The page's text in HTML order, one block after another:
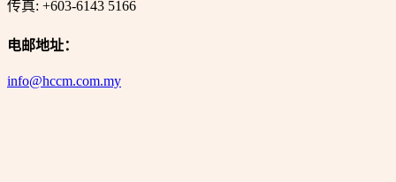
传真: +603-6143 5166
电邮地址：
info@hccm.com.my